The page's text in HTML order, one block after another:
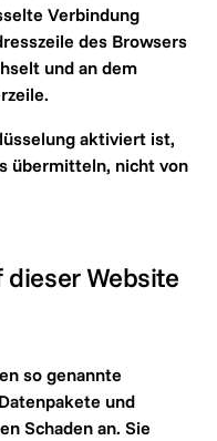
Verbindung
des Browsers
und an dem
aktiviert ist,
übermitteln, nicht von
Website
so genannte
und
Schaden an. Sie